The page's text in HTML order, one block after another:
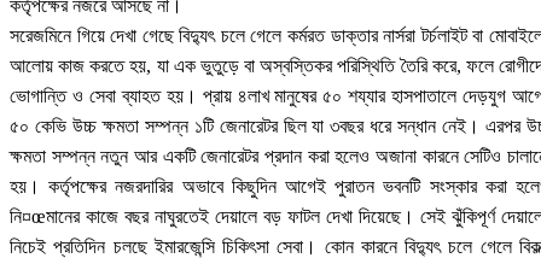
কর্তৃপক্ষের নজরে আসছে না।
সরেজমিনে গিয়ে দেখা গেছে বিদ্যুৎ চলে গেলে কর্মরত ডাক্তার নার্সরা টর্চলাইট বা
আলোয় কাজ করতে হয়, যা এক ভুতুড়ে বা অস্বস্তিকর পরিস্থিতি তৈরি করে, ফলে
ভোগান্তি ও সেবা ব্যাহত হয়। প্রায় ৪লাখ মানুষের ৫০ শয্যার হাসপাতালে দেড়যুগ
৫০ কেভি উচ্চ ক্ষমতা সম্পন্ন ১টি জেনারেটর ছিল যা ৩বছর ধরে সন্ধান নেই। এরপর
ক্ষমতা সম্পন্ন নতুন আর একটি জেনারেটর প্রদান করা হলেও অজানা কারনে সেটিও
হয়। কর্তৃপক্ষের নজরদারির অভাবে কিছুদিন আগেই পুরাতন ভবনটি সংস্কার করা
নি¤œমানের কাজে বছর নাঘুরতেই দেয়ালে বড় ফাটল দেখা দিয়েছে। সেই ঝুঁকিপূর্ণ
নিচেই প্রতিদিন চলছে ইমারজেন্সি চিকিৎসা সেবা। কোন কারনে বিদ্যুৎ চলে গেলে